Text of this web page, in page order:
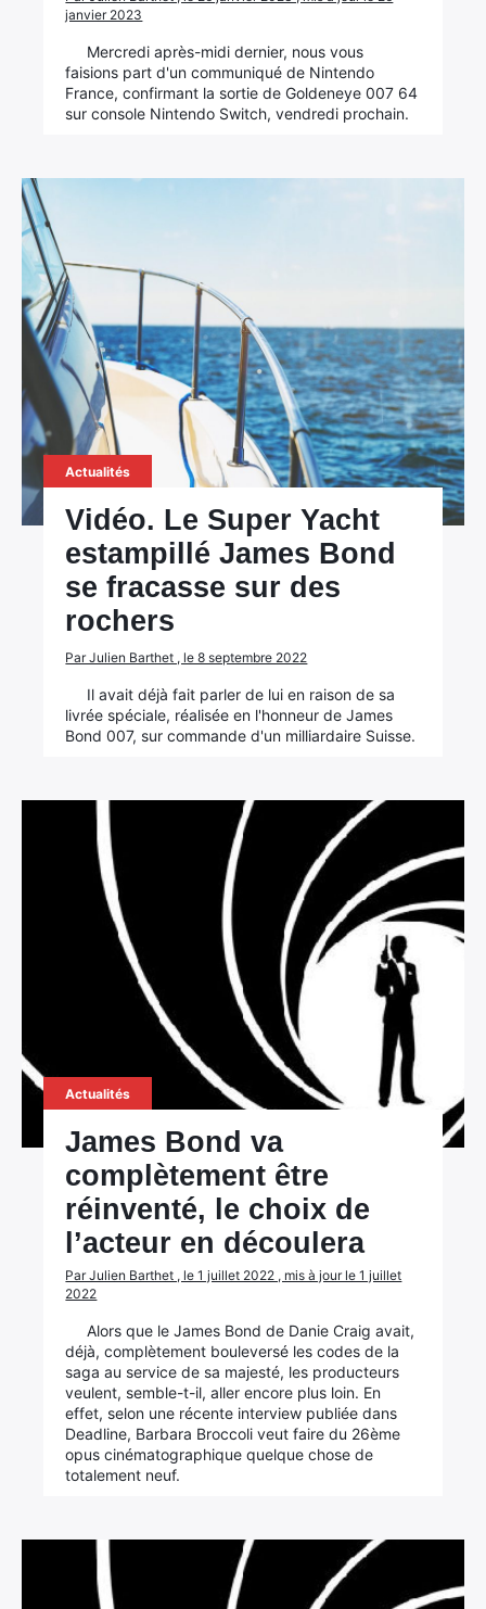
janvier 2023
Mercredi après-midi dernier, nous vous
faisions part d'un communiqué de Nintendo
France, confirmant la sortie de Goldeneye 007 64
sur console Nintendo Switch, vendredi prochain.
Actualités
Vidéo. Le Super Yacht
estampillé James Bond
se fracasse sur des
rochers
Par Julien Barthet , le 8 septembre 2022
Il avait déjà fait parler de lui en raison de sa
livrée spéciale, réalisée en l'honneur de James
Bond 007, sur commande d'un milliardaire Suisse.
Actualités
James Bond va
complètement être
réinventé, le choix de
l’acteur en découlera
Par Julien Barthet , le 1 juillet 2022 , mis à jour le 1 juillet
2022
Alors que le James Bond de Danie Craig avait,
déjà, complètement bouleversé les codes de la
saga au service de sa majesté, les producteurs
veulent, semble-t-il, aller encore plus loin. En
effet, selon une récente interview publiée dans
Deadline, Barbara Broccoli veut faire du 26ème
opus cinématographique quelque chose de
totalement neuf.
Rechercher